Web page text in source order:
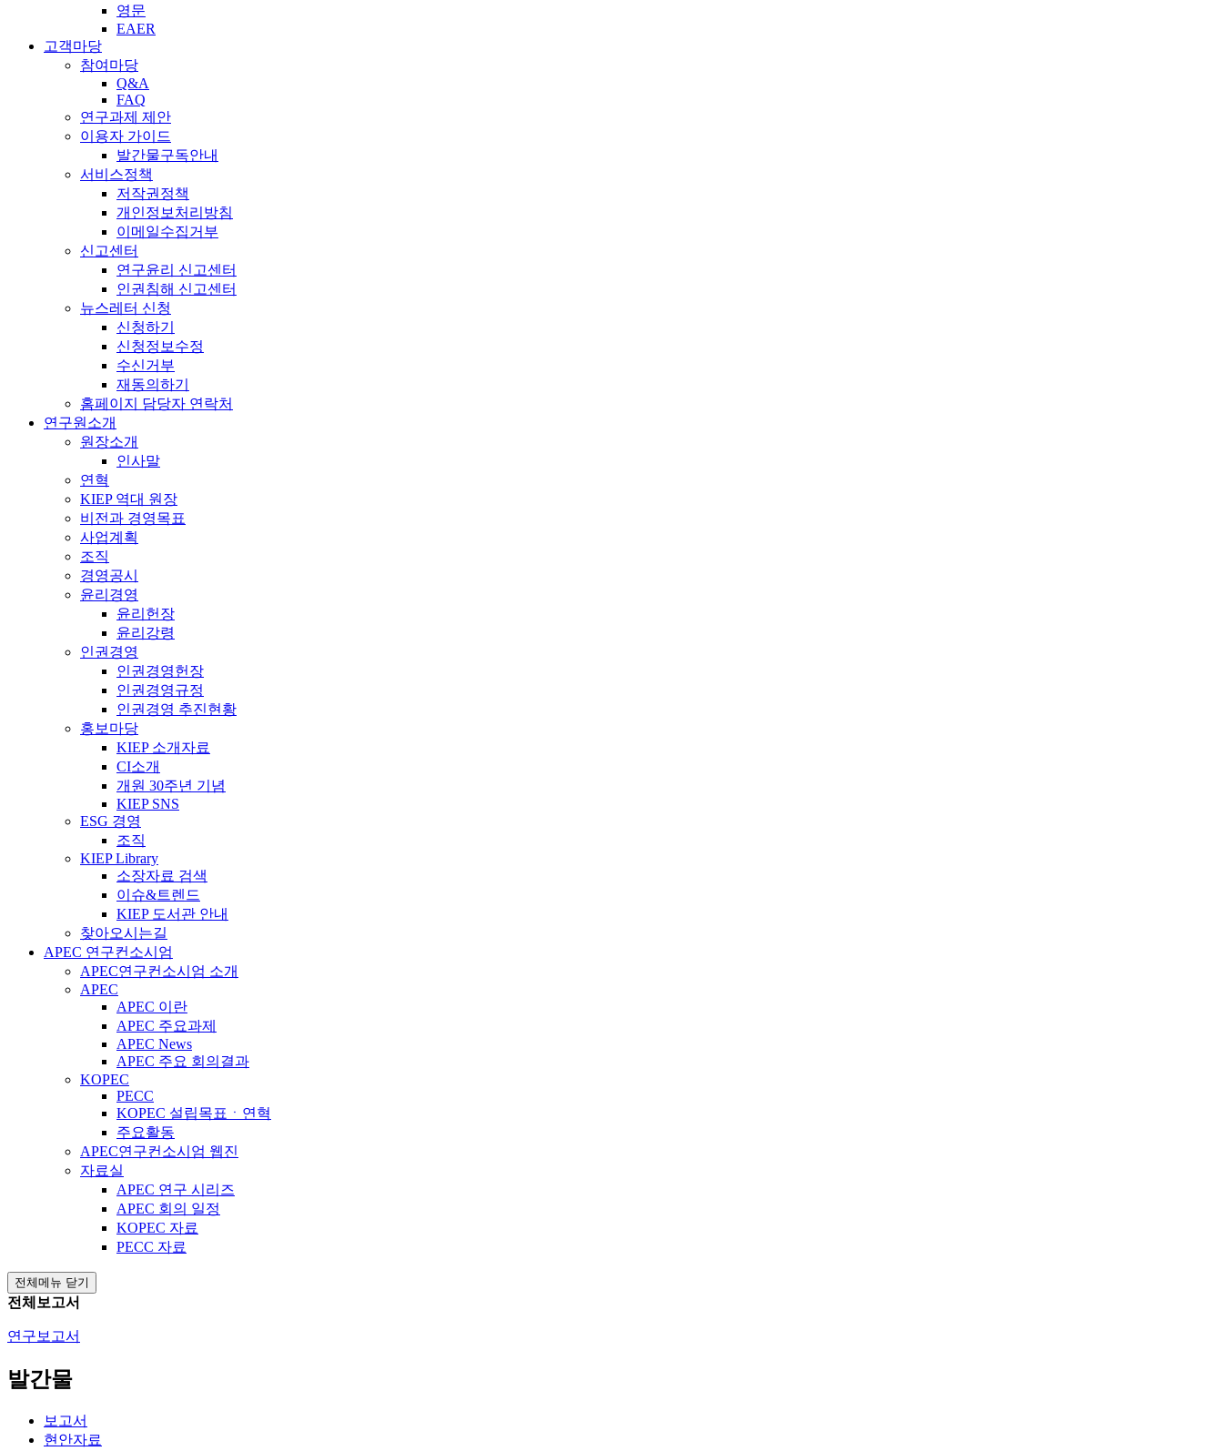
영문
EAER
고객마당
참여마당
Q&A
FAQ
연구과제 제안
이용자 가이드
발간물구독안내
서비스정책
저작권정책
개인정보처리방침
이메일수집거부
신고센터
연구윤리 신고센터
인권침해 신고센터
뉴스레터 신청
신청하기
신청정보수정
수신거부
재동의하기
홈페이지 담당자 연락처
연구원소개
원장소개
인사말
연혁
KIEP 역대 원장
비전과 경영목표
사업계획
조직
경영공시
윤리경영
윤리헌장
윤리강령
인권경영
인권경영헌장
인권경영규정
인권경영 추진현황
홍보마당
KIEP 소개자료
CI소개
개원 30주년 기념
KIEP SNS
ESG 경영
조직
KIEP Library
소장자료 검색
이슈&트렌드
KIEP 도서관 안내
찾아오시는길
APEC 연구컨소시엄
APEC연구컨소시엄 소개
APEC
APEC 이란
APEC 주요과제
APEC News
APEC 주요 회의결과
KOPEC
PECC
KOPEC 설립목표ㆍ연혁
주요활동
APEC연구컨소시엄 웹진
자료실
APEC 연구 시리즈
APEC 회의 일정
KOPEC 자료
PECC 자료
전체메뉴 닫기
전체보고서
연구보고서
발간물
보고서
현안자료